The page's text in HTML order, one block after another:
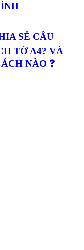
SẺ CÂU
TỜ A4? VÀ
NÀO ❓